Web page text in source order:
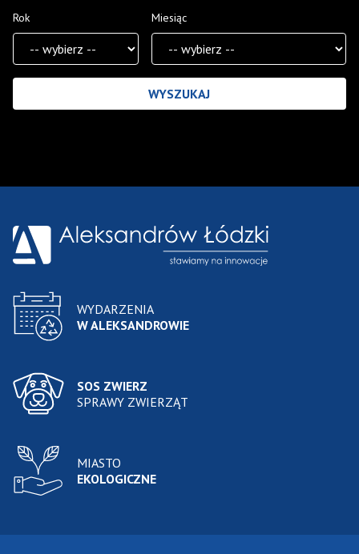
Rok Miesiąc
WYDARZENIA
W ALEKSANDROWIE
SOS ZWIERZ
SPRAWY ZWIERZĄT
MIASTO
EKOLOGICZNE